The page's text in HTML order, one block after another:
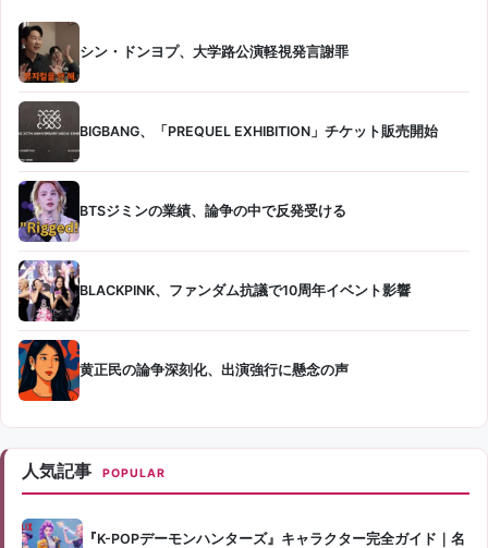
シン・ドンヨプ、大学路公演軽視発言謝罪
BIGBANG、「PREQUEL EXHIBITION」チケット販売開始
BTSジミンの業績、論争の中で反発受ける
BLACKPINK、ファンダム抗議で10周年イベント影響
黄正民の論争深刻化、出演強行に懸念の声
人気記事 POPULAR
『K-POPデーモンハンターズ』キャラクター完全ガイド｜名